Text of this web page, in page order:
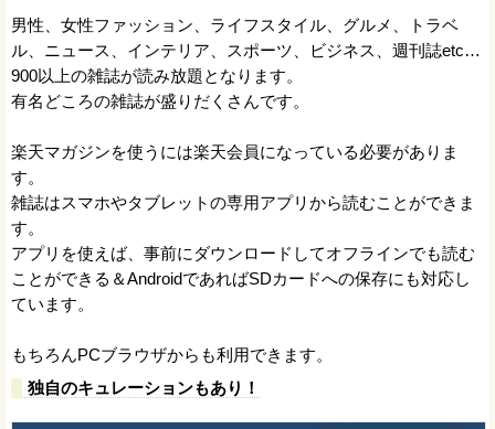
男性、女性ファッション、ライフスタイル、グルメ、トラベ
ル、ニュース、インテリア、スポーツ、ビジネス、週刊誌etc…
900以上の雑誌が読み放題となります。
有名どころの雑誌が盛りだくさんです。
楽天マガジンを使うには楽天会員になっている必要がありま
す。
雑誌はスマホやタブレットの専用アプリから読むことができま
す。
アプリを使えば、事前にダウンロードしてオフラインでも読む
ことができる＆AndroidであればSDカードへの保存にも対応し
ています。
もちろんPCブラウザからも利用できます。
独自のキュレーションもあり！